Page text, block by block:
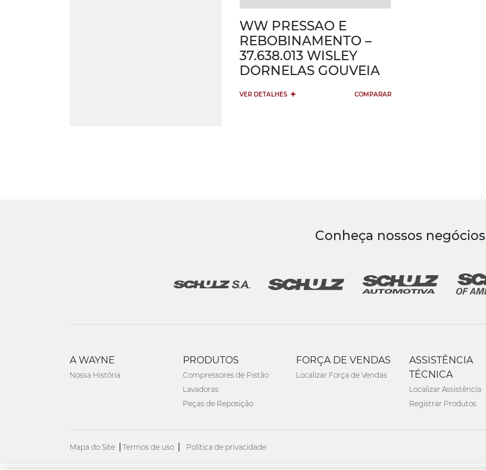
WW PRESSAO E
REBOBINAMENTO –
37.638.013 WISLEY
DORNELAS GOUVEIA
VER DETALHES + COMPARAR
Conheça nossos negócios
A WAYNE
Nossa História
PRODUTOS
Compressores de Pistão
Lavadoras
Peças de Reposição
FORÇA DE VENDAS
Localizar Força de Vendas
ASSISTÊNCIA
TÉCNICA
Localizar Assistência
Registrar Produtos
Mapa do Site Termos de uso Política de privacidade